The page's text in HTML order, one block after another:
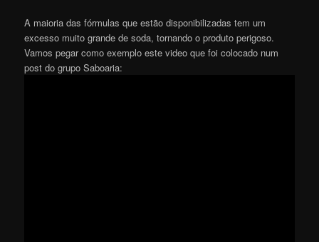
A maioria das fórmulas que estão disponibilizadas tem um
excesso muito grande de soda, tornando o produto perigoso.
Vamos pegar como exemplo este video que foi colocado num
post do grupo Saboaria: